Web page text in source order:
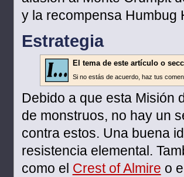
y la recompensa Humbug
Estrategia
El tema de este artículo o
Si no estás de acuerdo, haz tus
Debido a que esta Misión
de monstruos, no hay un
contra estos. Una buena
resistencia elemental.
como el Crest of Almire o